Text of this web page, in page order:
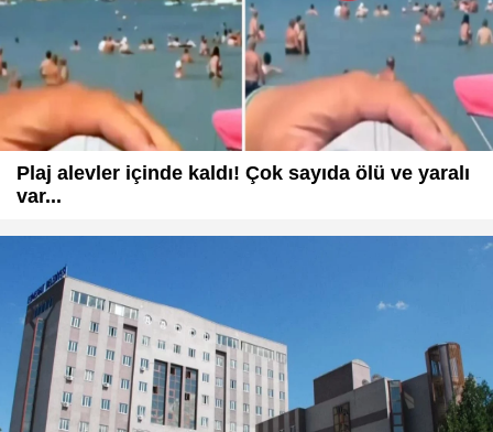
Plaj alevler içinde kaldı! Çok sayıda ölü ve yaralı
var...